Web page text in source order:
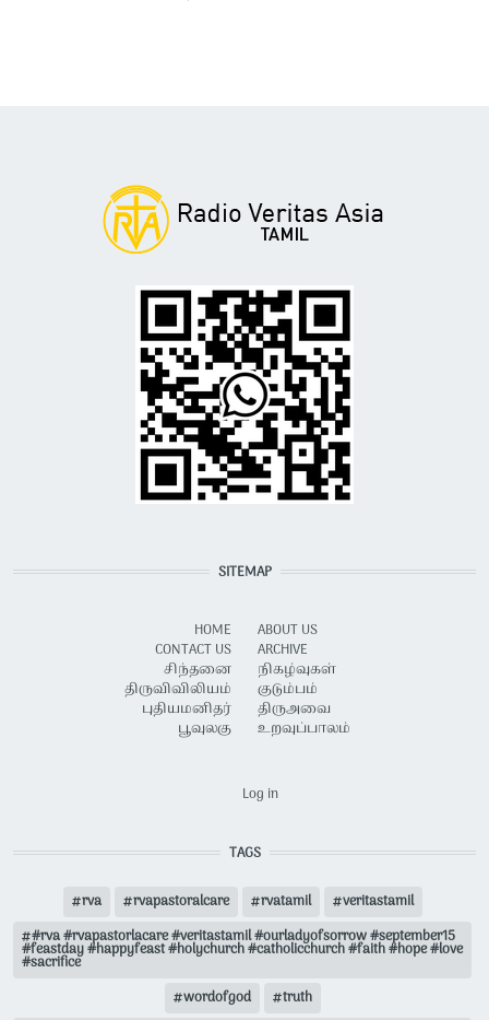
SITEMAP
HOME
CONTACT US
சிந்தனை
திருவிவிலியம்
புதியமனிதர்
பூவுலகு
ABOUT US
ARCHIVE
நிகழ்வுகள்
குடும்பம்
திருஅவை
உறவுப்பாலம்
Log in
TAGS
rva rvapastoralcare rvatamil
veritastamil
#rva #rvapastorlacare #veritastamil #ourladyofsorrow #september15
#feastday #happyfeast #holychurch #catholicchurch #faith #hope #love
#sacrifice
wordofgod
truth